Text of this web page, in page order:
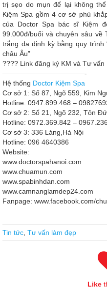
trị sẹo do mụn để lại không
Kiệm Spa gồm 4 cơ sở phủ
của Doctor Spa bác sĩ Kiệm
99.000đ/buổi và chuyên sâu về
trắng da định kỳ bằng quy trình
châu Âu”
???? Link đăng ký KM và Tư vấn
————————————-
Hệ thống Doctor Kiệm Spa
Cơ sở 1: Số 87, Ngõ 559, Kim
Hotline: 0947.899.468 –
Cơ sở 2: Số 21, Ngõ 232, Tôn
Hotline: 0972.369.842 –
Cơ sở 3: 336 Láng,Hà Nội
Hotline: 096 4640386
Website:
www.doctorspahanoi.com
www.chuamun.com
www.spabinhdan.com
www.camnanglamdep24.com
Fanpage: www.facebook.com/
The emperor again embroidered
word, who flies Ken Tianwei.
He paused for a moment
100-101
Tin tức, Tư vấn làm đẹp
Like